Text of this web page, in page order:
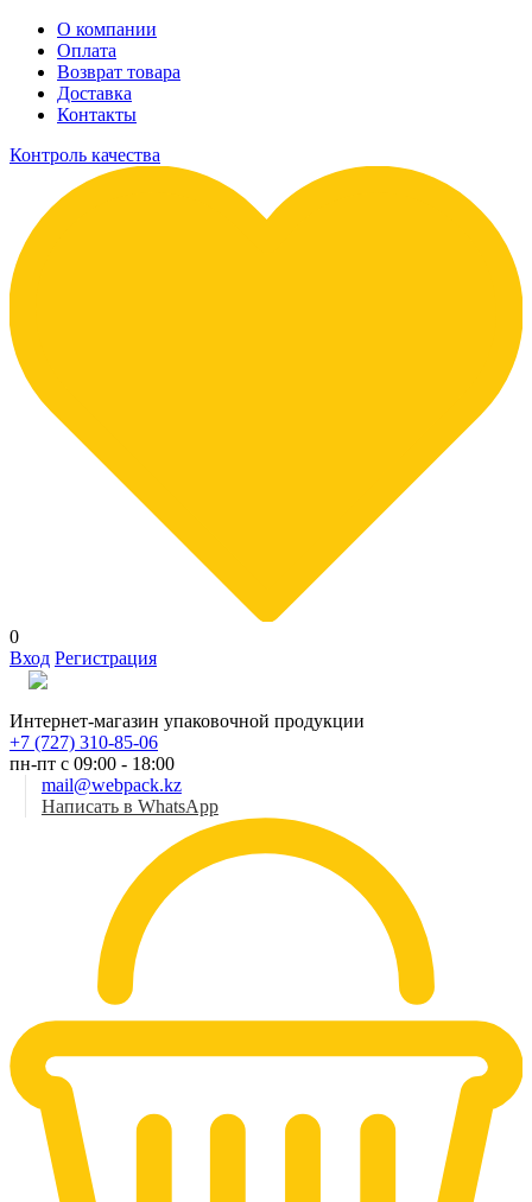
О компании
Оплата
Возврат товара
Доставка
Контакты
Контроль качества
0
Вход Регистрация
Интернет-магазин упаковочной продукции
+7 (727) 310-85-06
пн-пт с 09:00 - 18:00
mail@webpack.kz
Написать в WhatsApp